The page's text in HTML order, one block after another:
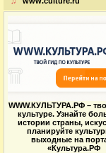
WWW.КУЛЬТУРА.РФ –
культуре. Узнайте
истории страны,
планируйте
выходные на
«Культура.РФ